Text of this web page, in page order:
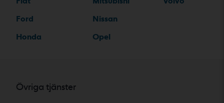
Ford
Honda
Nissan
Opel
Övriga tjänster